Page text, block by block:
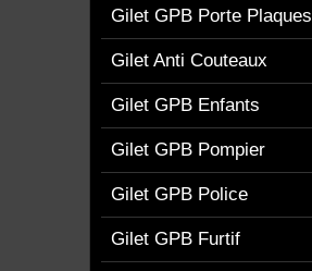
Gilet GPB Porte Plaques
Gilet Anti Couteaux
Gilet GPB Enfants
Gilet GPB Pompier
Gilet GPB Police
Gilet GPB Furtif